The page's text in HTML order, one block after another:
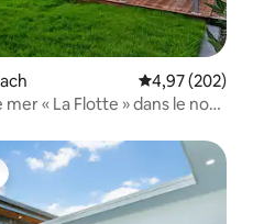
Évaluation
4,97 (202)
« La Flotte » dans le nord
plus appréciés